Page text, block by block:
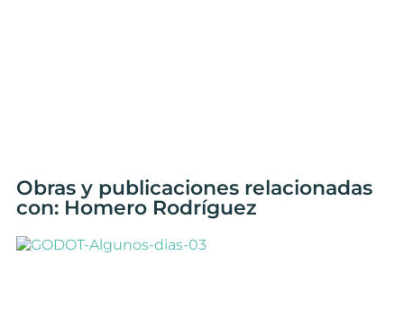
Obras y publicaciones relacionadas
con: Homero Rodríguez